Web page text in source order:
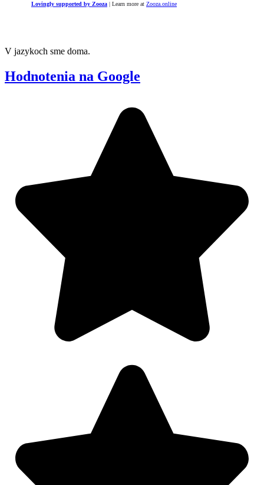
Lovingly supported by Zooza | Learn more at Zooza.online
V jazykoch sme doma.
Hodnotenia na Google